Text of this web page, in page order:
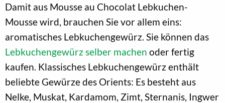
Damit aus Mousse au Chocolat Lebkuchen-
Mousse wird, brauchen Sie vor allem eins:
aromatisches Lebkuchengewürz. Sie können das
Lebkuchengewürz selber machen oder fertig
kaufen. Klassisches Lebkuchengewürz enthält
beliebte Gewürze des Orients: Es besteht aus
Nelke, Muskat, Kardamom, Zimt, Sternanis, Ingwer